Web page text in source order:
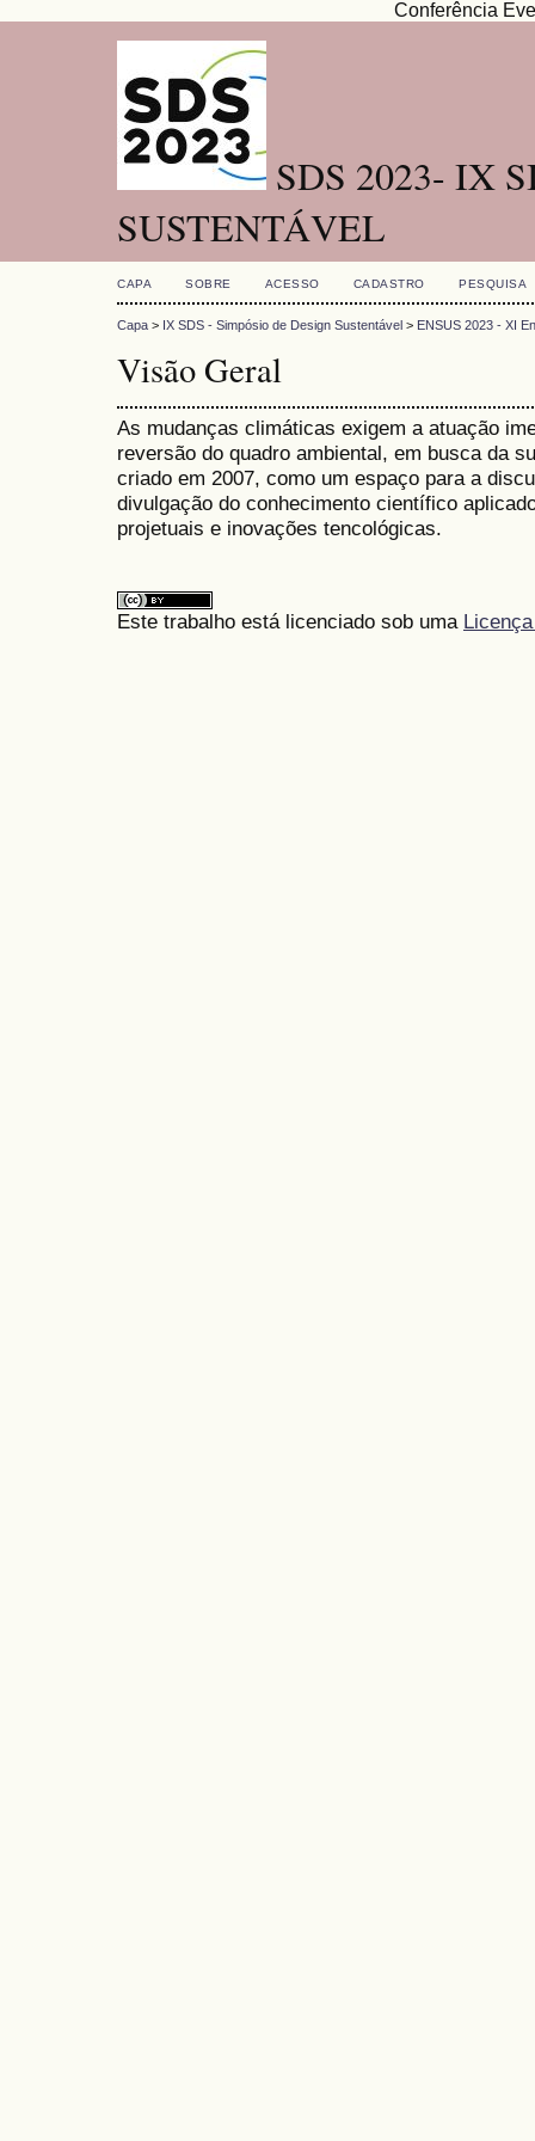
Conferência
SDS 2023- IX
SUSTENTÁVEL
CAPA SOBRE ACESSO CADASTRO PESQUISA
Capa > IX SDS - Simpósio de Design Sustentável > ENSUS 2023 - XI
Visão Geral
As mudanças climáticas exigem a atuação
reversão do quadro ambiental, em busca da
criado em 2007, como um espaço para a
divulgação do conhecimento científico
projetuais e inovações tencológicas.
Este trabalho está licenciado sob uma